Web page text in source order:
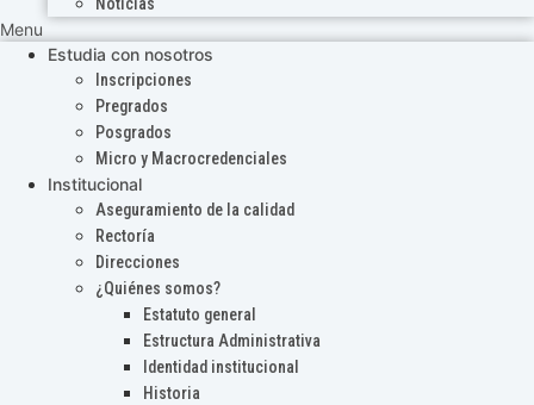
Noticias
Menu
Estudia con nosotros
Inscripciones
Pregrados
Posgrados
Micro y Macrocredenciales
Institucional
Aseguramiento de la calidad
Rectoría
Direcciones
¿Quiénes somos?
Estatuto general
Estructura Administrativa
Identidad institucional
Historia